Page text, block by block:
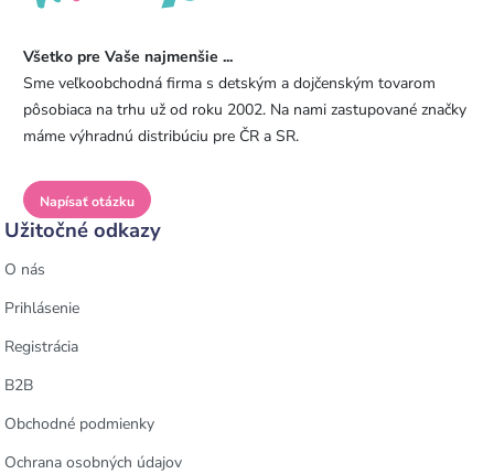
Všetko pre Vaše najmenšie ...
Sme veľkoobchodná firma s detským a dojčenským tovarom
pôsobiaca na trhu už od roku 2002. Na nami zastupované značky
máme výhradnú distribúciu pre ČR a SR.
Napísať otázku
Užitočné odkazy
O nás
Prihlásenie
Registrácia
B2B
Obchodné podmienky
Ochrana osobných údajov